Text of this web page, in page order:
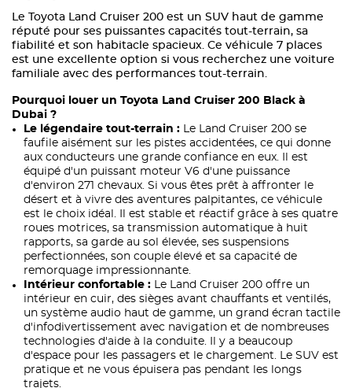
Le Toyota Land Cruiser 200 est un SUV haut de gamme
réputé pour ses puissantes capacités tout-terrain, sa
fiabilité et son habitacle spacieux. Ce véhicule 7 places
est une excellente option si vous recherchez une voiture
familiale avec des performances tout-terrain.
Pourquoi louer un Toyota Land Cruiser 200 Black à
Dubai ?
Le légendaire tout-terrain : Le Land Cruiser 200 se
faufile aisément sur les pistes accidentées, ce qui donne
aux conducteurs une grande confiance en eux. Il est
équipé d'un puissant moteur V6 d'une puissance
d'environ 271 chevaux. Si vous êtes prêt à affronter le
désert et à vivre des aventures palpitantes, ce véhicule
est le choix idéal. Il est stable et réactif grâce à ses quatre
roues motrices, sa transmission automatique à huit
rapports, sa garde au sol élevée, ses suspensions
perfectionnées, son couple élevé et sa capacité de
remorquage impressionnante.
Intérieur confortable : Le Land Cruiser 200 offre un
intérieur en cuir, des sièges avant chauffants et ventilés,
un système audio haut de gamme, un grand écran tactile
d'infodivertissement avec navigation et de nombreuses
technologies d'aide à la conduite. Il y a beaucoup
d'espace pour les passagers et le chargement. Le SUV est
pratique et ne vous épuisera pas pendant les longs
trajets.